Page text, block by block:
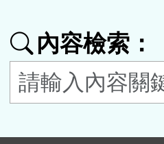
按
鈕
內容檢索：